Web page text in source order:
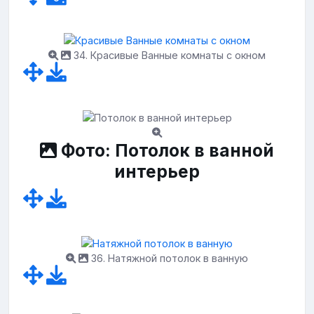
34. Красивые Ванные комнаты с окном
Фото: Потолок в ванной
интерьер
36. Натяжной потолок в ванную